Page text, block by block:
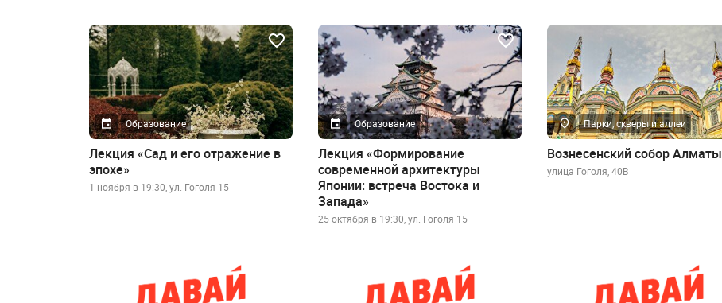
Образование
Лекция «Сад и его отражение в
эпохе»
1 ноября в 19:30, ул. Гоголя 15
Образование
Лекция «Формирование
современной архитектуры
Японии: встреча Востока и
Запада»
25 октября в 19:30, ул. Гоголя 15
Парки, скверы и аллеи
Вознесенский собор Алматы
улица Гоголя, 40В